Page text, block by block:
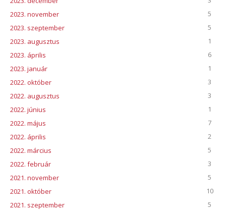
2023. november
5
2023. szeptember
5
2023. augusztus
1
2023. április
6
2023. január
1
2022. október
3
2022. augusztus
3
2022. június
1
2022. május
7
2022. április
2
2022. március
5
2022. február
3
2021. november
5
2021. október
10
2021. szeptember
5